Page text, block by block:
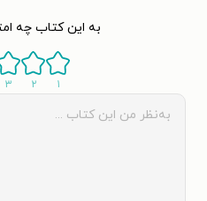
به این کتاب چه
۱ ۲ ۳